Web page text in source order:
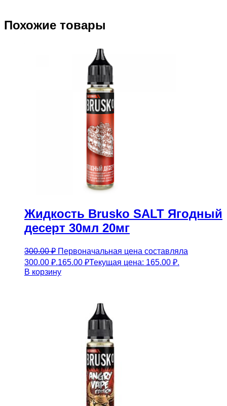
Похожие товары
Жидкость Brusko SALT Ягодный
десерт 30мл 20мг
300.00₽ Первоначальная цена составляла
300.00 ₽.165.00 ₽Текущая цена: 165.00 ₽.
В корзину